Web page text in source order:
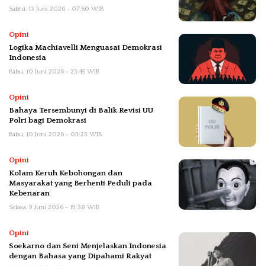
Sabtu, 13 Juni 2026 - 07:50 WIB
Opini
Logika Machiavelli Menguasai Demokrasi
Indonesia
Rabu, 10 Juni 2026 - 23:45 WIB
Opini
Bahaya Tersembunyi di Balik Revisi UU
Polri bagi Demokrasi
Rabu, 10 Juni 2026 - 03:23 WIB
Opini
Kolam Keruh Kebohongan dan
Masyarakat yang Berhenti Peduli pada
Kebenaran
Selasa, 9 Juni 2026 - 19:38 WIB
Opini
Soekarno dan Seni Menjelaskan Indonesia
dengan Bahasa yang Dipahami Rakyat